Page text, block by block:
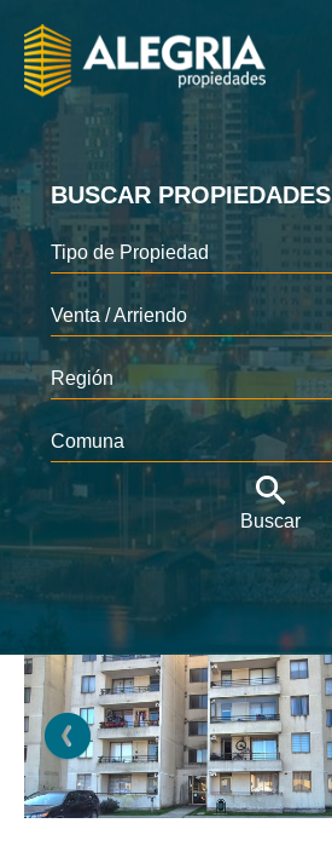
BUSCAR PROPIEDADES
Tipo de Propiedad
Venta / Arriendo
Región
Comuna
Buscar